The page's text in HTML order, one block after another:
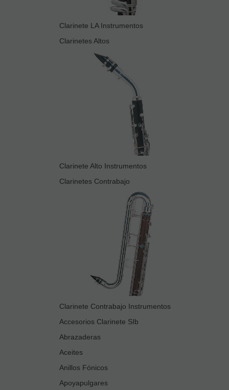
Clarinete LA Instrumentos
Clarinetes Altos
Clarinete Alto Instrumentos
Clarinetes Contrabajo
Clarinete Contrabajo Instrumentos
Accesorios Clarinete SIb
Abrazaderas
Aceites
Anillos Fónicos
Apoyapulgares